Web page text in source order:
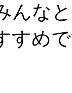
んな
すめ